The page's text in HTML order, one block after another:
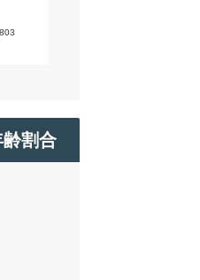
割合